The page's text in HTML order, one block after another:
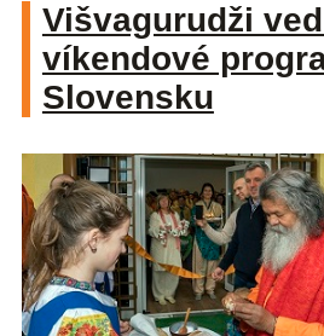
Višvagurudži
víkendové
Slovensku